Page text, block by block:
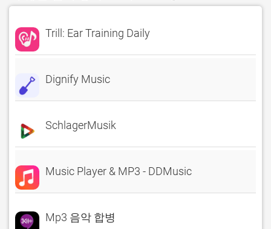
Trill: Ear Training Daily
Dignify Music
SchlagerMusik
Music Player & MP3 - DDMusic
Mp3 음악 합병